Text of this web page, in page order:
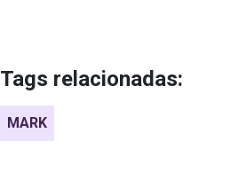
Tags relacionadas:
MARK